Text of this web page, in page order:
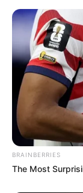
BRAINBERRIES
The Most